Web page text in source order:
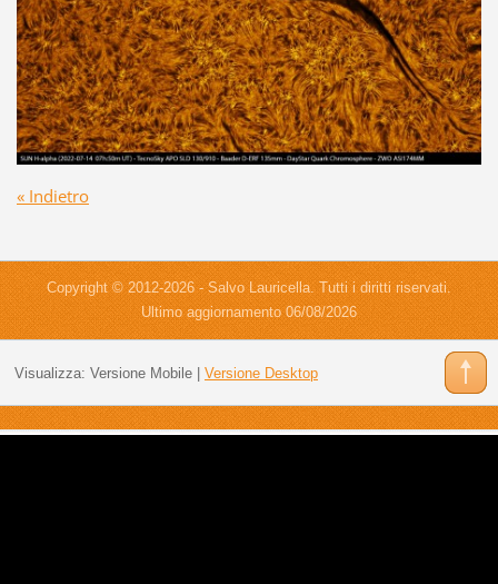
« Indietro
Copyright © 2012-2026 - Salvo Lauricella. Tutti i diritti riservati.
Ultimo aggiornamento 06/08/2026
Visualizza: Versione Mobile| Versione Desktop